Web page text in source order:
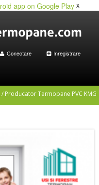
x
Conectare Inregistrare
/ Producator Termopane PVC KMG